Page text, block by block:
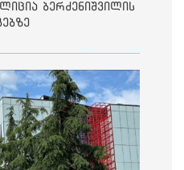
ბერძენიშვილის